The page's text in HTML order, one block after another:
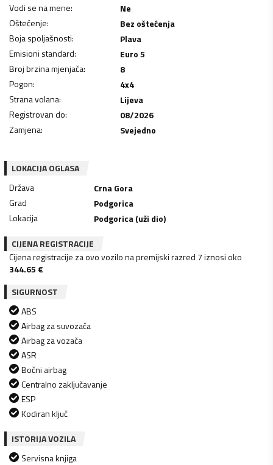
Vodi se na mene:
Ne
Oštećenje:
Bez oštećenja
Boja spoljašnosti:
Plava
Emisioni standard:
Euro 5
Broj brzina mjenjača:
8
Pogon:
4x4
Strana volana:
Lijeva
Registrovan do:
08/2026
Zamjena: Svejedno
LOKACIJA OGLASA
Država
Crna Gora
Grad
Podgorica
Lokacija
Podgorica (uži dio)
CIJENA REGISTRACIJE
Cijena registracije za ovo vozilo na premijski razred 7 iznosi oko
344.65 €
SIGURNOST
ABS
Airbag za suvozača
Airbag za vozača
ASR
Bočni airbag
Centralno zaključavanje
ESP
Kodiran ključ
ISTORIJA VOZILA
Servisna knjiga